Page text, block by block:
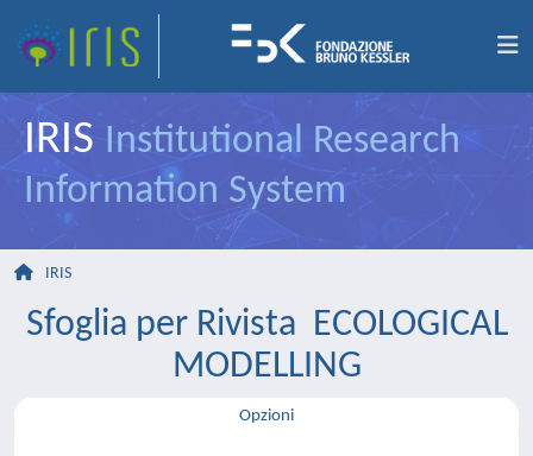
IRIS Institutional Research
Information System
IRIS
Sfoglia per Rivista ECOLOGICAL
MODELLING
Opzioni